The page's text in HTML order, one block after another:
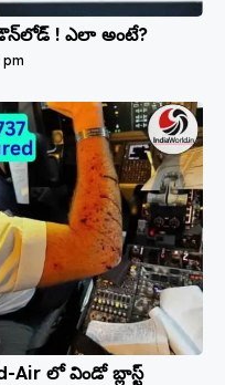
! ఎలా అంటే?
pm
లో విండో బ్లాస్ట్